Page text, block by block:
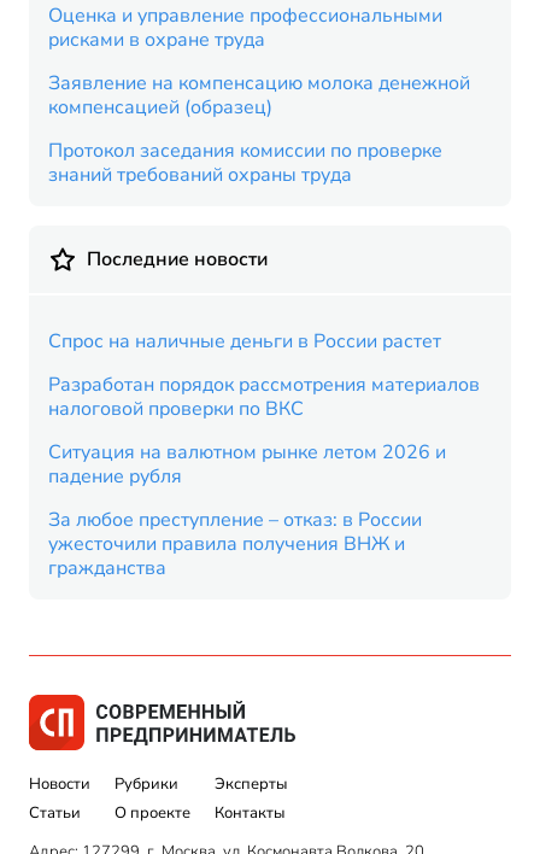
Оценка и управление профессиональными
рисками в охране труда
Заявление на компенсацию молока денежной
компенсацией (образец)
Протокол заседания комиссии по проверке
знаний требований охраны труда
Последние новости
Спрос на наличные деньги в России растет
Разработан порядок рассмотрения материалов
налоговой проверки по ВКС
Ситуация на валютном рынке летом 2026 и
падение рубля
За любое преступление – отказ: в России
ужесточили правила получения ВНЖ и
гражданства
Новости
Статьи
Рубрики
О проекте
Эксперты
Контакты